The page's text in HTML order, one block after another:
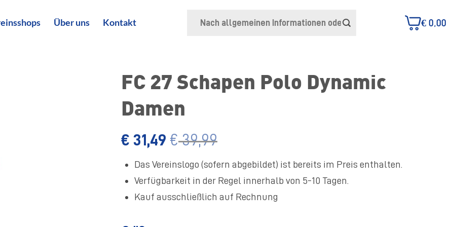
Über uns Kontakt
nach:
€ 0,00
FC 27 Schapen Polo Dynamic
Damen
€ 31,49 €39,99
Das Vereinslogo (sofern abgebildet) ist bereits im Preis enthalten.
Verfügbarkeit in der Regel innerhalb von 5-10 Tagen.
Kauf ausschließlich auf Rechnung